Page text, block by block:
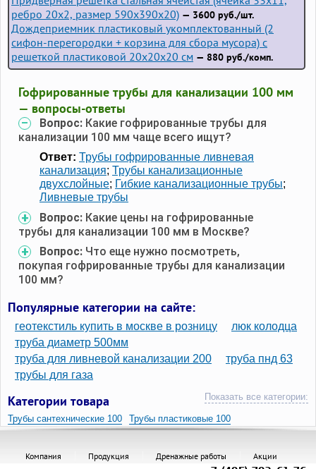
ребро 20x2, размер 590x390x20) — 3600 руб./шт.
Дождеприемник пластиковый укомплектованный (2
сифон-перегородки + корзина для сбора мусора) с
решеткой пластиковой 20х20х20 см — 880 руб./комп.
Гофрированные трубы для канализации 100 мм
— вопросы-ответы
Вопрос: Какие гофрированные трубы для
канализации 100 мм чаще всего ищут?
Ответ: Трубы гофрированные ливневая
канализация; Трубы канализационные
двухслойные; Гибкие канализационные трубы;
Ливневые трубы
Вопрос: Какие цены на гофрированные
трубы для канализации 100 мм в Москве?
Вопрос: Что еще нужно посмотреть,
покупая гофрированные трубы для канализации
100 мм?
Популярные категории на сайте:
геотекстиль купить в москве в розницу
люк колодца
труба диаметр 500мм
труба для ливневой канализации 200
труба пнд 63
трубы для газа
Категории товара Показать все категории:
Трубы сантехнические 100 Трубы пластиковые 100
Трубы диаметром 100 мм
Компания Продукция Дренажные работы Акции